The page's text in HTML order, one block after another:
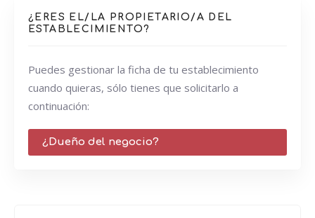
¿ERES EL/LA PROPIETARIO/A DEL
ESTABLECIMIENTO?
Puedes gestionar la ficha de tu establecimiento
cuando quieras, sólo tienes que solicitarlo a
continuación:
¿Dueño del negocio?